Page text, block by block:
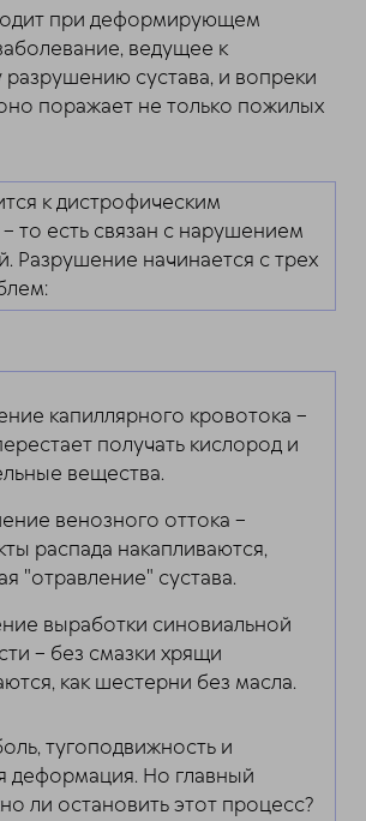
при деформирующем
ведущее к
сустава, и вопреки
поражает не только пожилых
к дистрофическим
то есть связан с нарушением
Разрушение начинается с трех
капиллярного кровотока –
получать кислород и
вещества.
венозного оттока –
распада накапливаются,
"отравление" сустава.
выработки синовиальной
– без смазки хрящи
как шестерни без масла.
тугоподвижность и
деформация. Но главный
ли остановить этот процесс?